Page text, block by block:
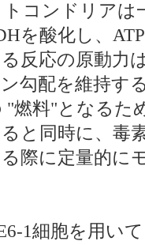
コンドリアは
を酸化し、
反応の原動力
勾配を維持す
燃料"となるた
と同時に、毒
際に定量的に
1細胞を用い